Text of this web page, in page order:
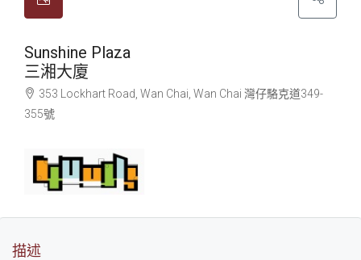
Sunshine Plaza
三湘大廈
353 Lockhart Road, Wan Chai, Wan Chai 灣仔駱克道349-
355號
描述